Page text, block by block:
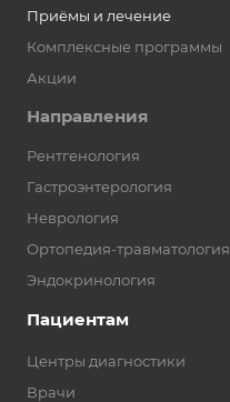
Приёмы и лечение
Комплексные программы
Акции
Направления
Рентгенология
Гастроэнтерология
Неврология
Ортопедия-травматология
Эндокринология
Пациентам
Центры диагностики
Врачи